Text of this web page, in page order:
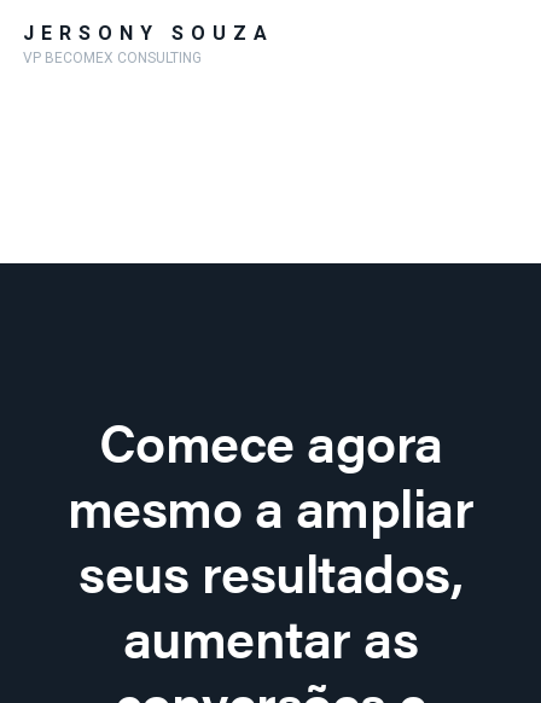
JERSONY SOUZA
VP BECOMEX CONSULTING
Comece agora
mesmo a ampliar
seus resultados,
aumentar as